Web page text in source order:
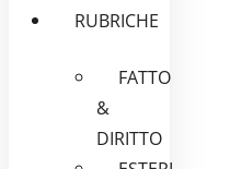
RUBRICHE
FATTO
&
DIRITTO